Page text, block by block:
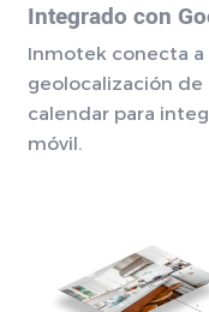
Integrado con
Inmotek conecta a
geolocalización de
calendar para
móvil.